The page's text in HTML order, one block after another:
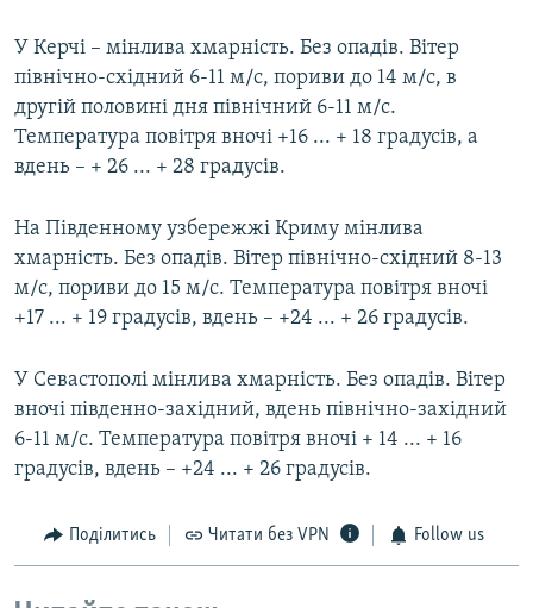
У Керчі – мінлива хмарність. Без опадів. Вітер
північно-східний 6-11 м/с, пориви до 14 м/с, в
другій половині дня північний 6-11 м/с.
Температура повітря вночі +16 ... + 18 градусів, а
вдень – + 26 ... + 28 градусів.
На Південному узбережжі Криму мінлива
хмарність. Без опадів. Вітер північно-східний 8-13
м/с, пориви до 15 м/с. Температура повітря вночі
+17 ... + 19 градусів, вдень – +24 ... + 26 градусів.
У Севастополі мінлива хмарність. Без опадів. Вітер
вночі південно-західний, вдень північно-західний
6-11 м/с. Температура повітря вночі + 14 ... + 16
градусів, вдень – +24 ... + 26 градусів.
Поділитись Читати без VPN Follow us